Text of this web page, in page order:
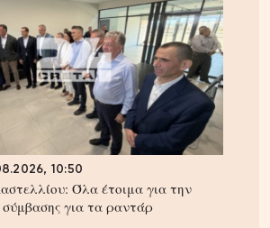
10:50
Όλα έτοιμα για την
για τα ραντάρ